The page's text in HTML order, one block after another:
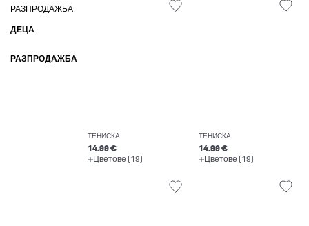
РАЗПРОДАЖБА
ДЕЦА
РАЗПРОДАЖБА
ТЕНИСКА
14.99 €
Цветове (19)
ТЕНИСКА
14.99 €
Цветове (19)